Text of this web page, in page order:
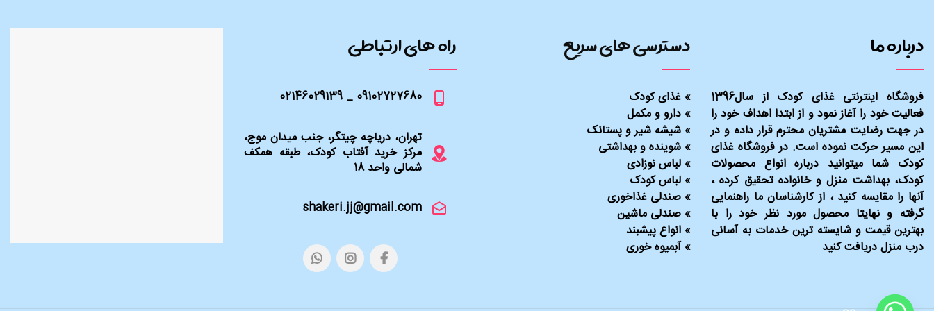
راه های ارتباطی
09102727680 _ 02146029139
تهران، دریاچه چیتگر، جنب میدان موج،
مرکز خرید آفتاب کودک، طبقه همکف
شمالی واحد 18
shakeri.jj@gmail.com
دسترسی های سریع
» غذای کودک
» دارو و مکمل
» شیشه شیر و پستانک
» شوینده و بهداشتی
» لباس نوزادی
» لباس کودک
» صندلی غذاخوری
» صندلی ماشین
» انواع پیشبند
»آبمیوه خوری
درباره ما
فروشگاه اینترنتی غذای کودک از سال1396
فعالیت خود را آغاز نمود و از ابتدا اهداف خود را
در جهت رضایت مشتریان محترم قرار داده و در
این مسیر حرکت نموده است. در فروشگاه غذای
کودک شما میتوانید درباره انواع محصولات
کودک، بهداشت منزل و خانواده تحقیق کرده ،
آنها را مقایسه کنید ، از کارشناسان ما راهنمایی
گرفته و نهایتا محصول مورد نظر خود را با
بهترین قیمت و شایسته ترین خدمات به آسانی
درب منزل دریافت کنید